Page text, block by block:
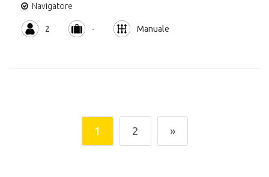
Navigatore
2 - Manuale
1 2 »